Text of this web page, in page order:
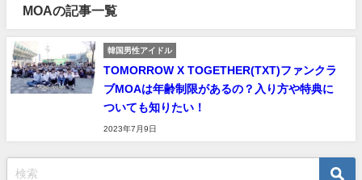
MOAの記事一覧
韓国男性アイドル
TOMORROW X TOGETHER(TXT)ファンクラ
ブMOAは年齢制限があるの？入り方や特典に
ついても知りたい！
2023年7月9日